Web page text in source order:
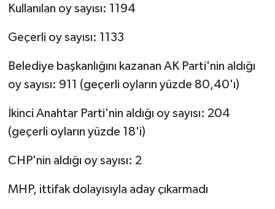
Kullanılan oy sayısı: 1194
Geçerli oy sayısı: 1133
Belediye başkanlığını kazanan AK Parti'nin aldığı
oy sayısı: 911 (geçerli oyların yüzde 80,40'ı)
İkinci Anahtar Parti'nin aldığı oy sayısı: 204
(geçerli oyların yüzde 18'i)
CHP'nin aldığı oy sayısı: 2
MHP, ittifak dolayısıyla aday çıkarmadı